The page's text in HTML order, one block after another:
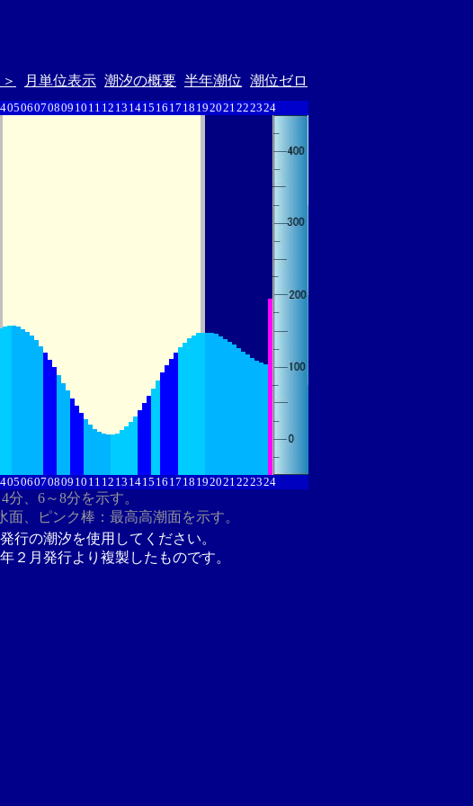
月単位表示 潮汐の概要 半年潮位 潮位ゼロ
0506070809 10 11 12 13 1415 16 17 18 192021222324
0506070809 10 11 12 13 1415 16 17 18 192021222324
分、6～8分を示す。
面、ピンク棒：最高高潮面を示す。
行の潮汐を使用してください。
２月発行より複製したものです。